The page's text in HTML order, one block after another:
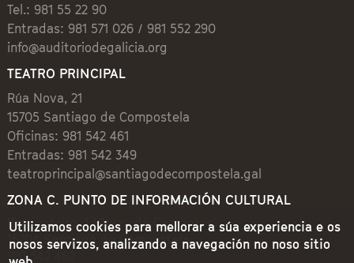
Tel.: 981 55 22 90
Entradas: 981 571 026 / 981 552 290
info@auditoriodegalicia.org
TEATRO PRINCIPAL
Rúa Nova, 21
15705 Santiago de Compostela
Oficinas: 981 542 461
Entradas: 981 542 349
teatroprincipal@santiagodecompostela.gal
ZONA C. PUNTO DE INFORMACIÓN CULTURAL
Preguntoiro, 1 (Praza de Cervantes)
15704 Santiago de Compostela
981 542 462
Utilizamos cookies para mellorar a súa experiencia e os
nosos servizos, analizando a navegación no noso sitio